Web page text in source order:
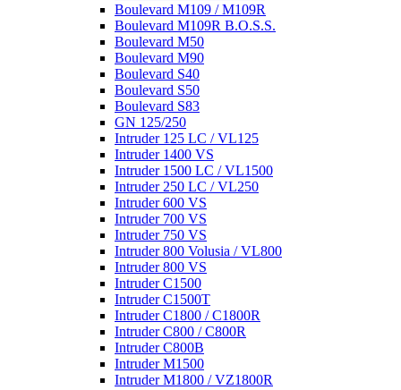
Boulevard M109 / M109R
Boulevard M109R B.O.S.S.
Boulevard M50
Boulevard M90
Boulevard S40
Boulevard S50
Boulevard S83
GN 125/250
Intruder 125 LC / VL125
Intruder 1400 VS
Intruder 1500 LC / VL1500
Intruder 250 LC / VL250
Intruder 600 VS
Intruder 700 VS
Intruder 750 VS
Intruder 800 Volusia / VL800
Intruder 800 VS
Intruder C1500
Intruder C1500T
Intruder C1800 / C1800R
Intruder C800 / C800R
Intruder C800B
Intruder M1500
Intruder M1800 / VZ1800R